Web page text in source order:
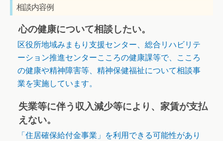
相談内容例
心の健康について相談したい。
区役所地域みまもり支援センター、総合リハビリテ
ーション推進センターこころの健康課等で、こころ
の健康や精神障害等、精神保健福祉について相談事
業を実施しています。
失業等に伴う収入減少等により、家賃が支払
えない。
「住居確保給付金事業」を利用できる可能性があり